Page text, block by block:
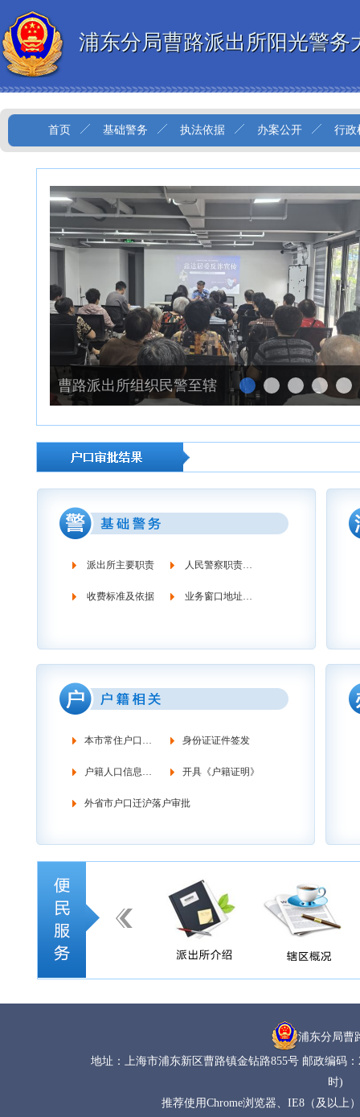
浦东分局曹路派出所阳光警务
首页 基础警务 执法依据 办案公开 行政
派出所主要职责 人民警察职责义务
收费标准及依据 业务窗口地址时间
本市常住户口管理 身份证证件签发
户籍人口信息调查 开具《户籍证明》
外省市户口迁沪落户审批
浦东分局曹
地址：上海市浦东新区曹路镇金钻路855号 邮政编码
时)
推荐使用Chrome浏览器、IE8（及以上